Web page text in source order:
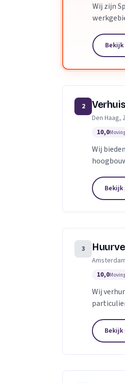
Wij zijn
2
Den Haag,
10,0
Wij
3
10,0
Wij